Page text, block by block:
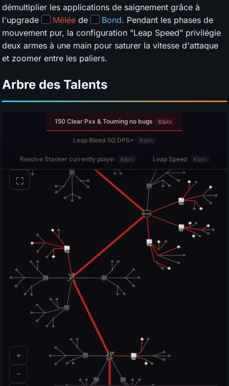
démultiplier les applications de saignement grâce à
l'upgrade
Mêlée de Bond. Pendant les phases de
mouvement pur, la configuration "Leap Speed" privilégie
deux armes à une main pour saturer la vitesse d'attaque
et zoomer entre les paliers.
Arbre des Talents